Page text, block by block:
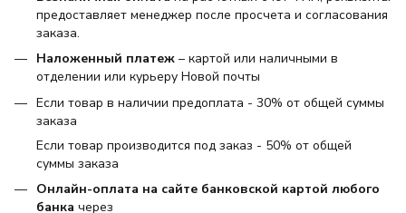
предоставляет менеджер после просчета и согласования
заказа.
Наложенный платеж – картой или наличными в
отделении или курьеру Новой почты
Если товар в наличии предоплата - 30% от общей суммы
заказа
Если товар производится под заказ - 50% от общей
суммы заказа
Онлайн-оплата на сайте банковской картой любого
банка через